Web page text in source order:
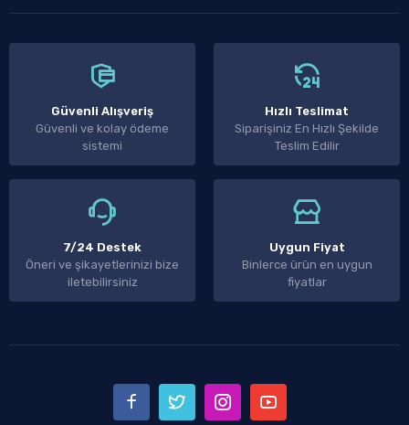
Güvenli Alışveriş
Güvenli ve kolay ödeme
sistemi
Hızlı Teslimat
Siparişiniz En Hızlı Şekilde
Teslim Edilir
7/24 Destek
Öneri ve şikayetlerinizi bize
iletebilirsiniz
Uygun Fiyat
Binlerce ürün en uygun
fiyatlar